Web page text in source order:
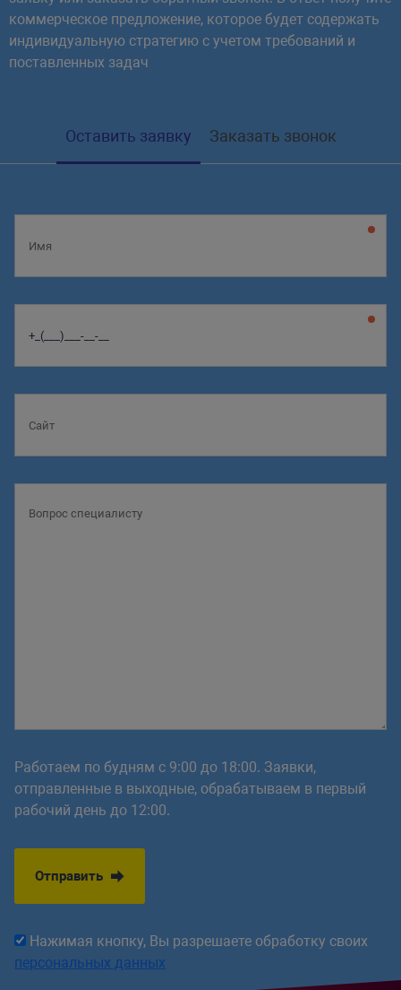
коммерческое предложение, которое будет содержать
индивидуальную стратегию с учетом требований и
поставленных задач
Оставить заявку Заказать звонок
Работаем по будням с 9:00 до 18:00. Заявки,
отправленные в выходные, обрабатываем в первый
рабочий день до 12:00.
Отправить
Нажимая кнопку, Вы разрешаете обработку своих
персональных данных